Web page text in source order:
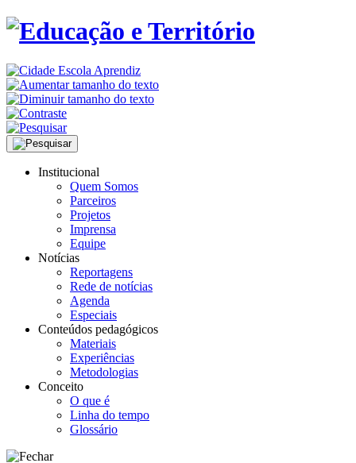
Institucional
Quem Somos
Parceiros
Projetos
Imprensa
Equipe
Notícias
Reportagens
Rede de notícias
Agenda
Especiais
Conteúdos pedagógicos
Materiais
Experiências
Metodologias
Conceito
O que é
Linha do tempo
Glossário